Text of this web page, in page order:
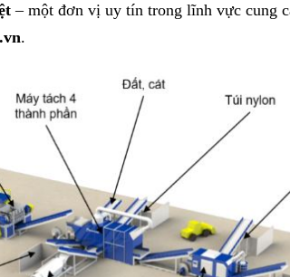
– một đơn vị uy tín trong lĩnh vực cung
.